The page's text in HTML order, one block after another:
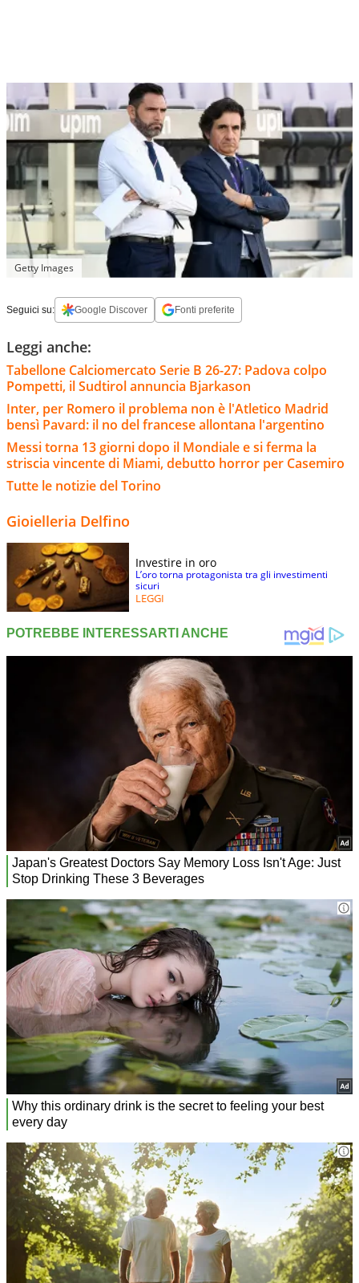
Getty Images
Seguici su: Google Discover Fonti preferite
Leggi anche:
Tabellone Calciomercato Serie B 26-27: Padova colpo
Pompetti, il Sudtirol annuncia Bjarkason
Inter, per Romero il problema non è l'Atletico Madrid
bensì Pavard: il no del francese allontana l'argentino
Messi torna 13 giorni dopo il Mondiale e si ferma la
striscia vincente di Miami, debutto horror per Casemiro
Tutte le notizie del Torino
Gioielleria Delfino
Investire in oro
L’oro torna protagonista tra gli investimenti
sicuri
LEGGI